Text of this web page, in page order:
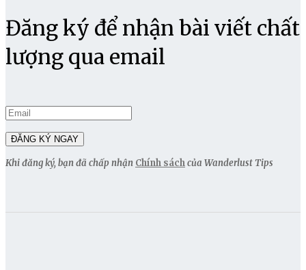
Đăng ký để nhận bài viết chất
lượng qua email
Khi đăng ký, bạn đã chấp nhận Chính sáchcủa Wanderlust Tips